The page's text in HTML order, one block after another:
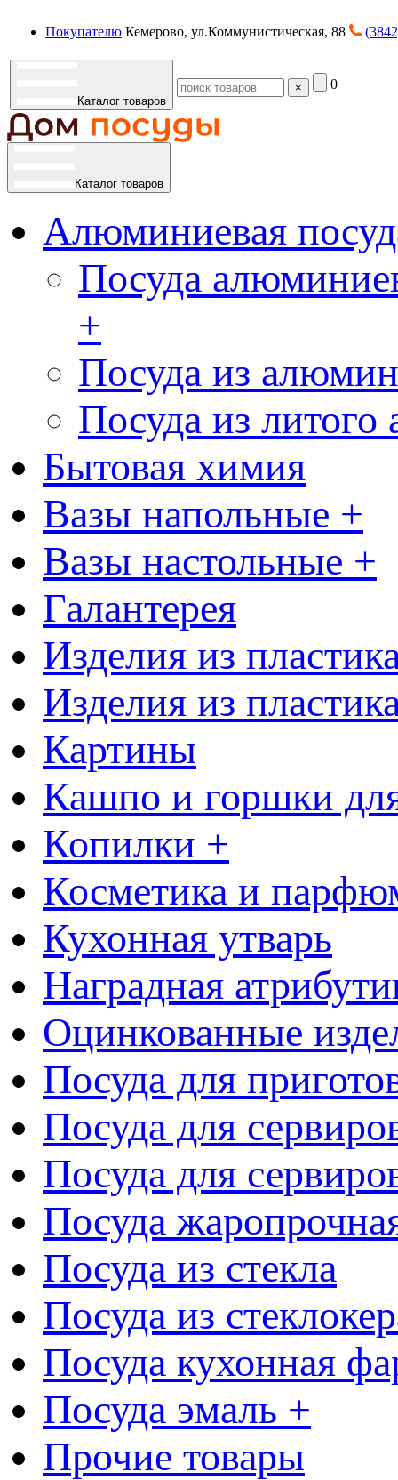
Покупателю Кемерово, ул.Коммунистическая, 88
Каталог товаров
× 0
Каталог товаров
Алюминиевая
Посуда
+
Посуда из
Посуда из
Бытовая химия
Вазы напольные +
Вазы настольные +
Галантерея
Изделия из
Изделия из
Картины
Кашпо и горшки
Копилки +
Косметика и
Кухонная утварь
Наградная
Оцинкованные
Посуда для
Посуда для
Посуда для
Посуда
Посуда из стекла
Посуда из
Посуда кухонная
Посуда эмаль +
Прочие товары